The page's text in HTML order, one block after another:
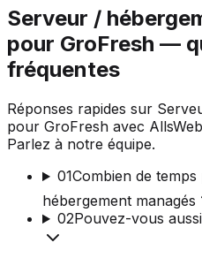
Serveur /
pour GroFresh —
fréquentes
Réponses rapides sur
pour GroFresh avec
Parlez à notre équipe.
01Combien de
hébergement managés
02Pouvez-vous